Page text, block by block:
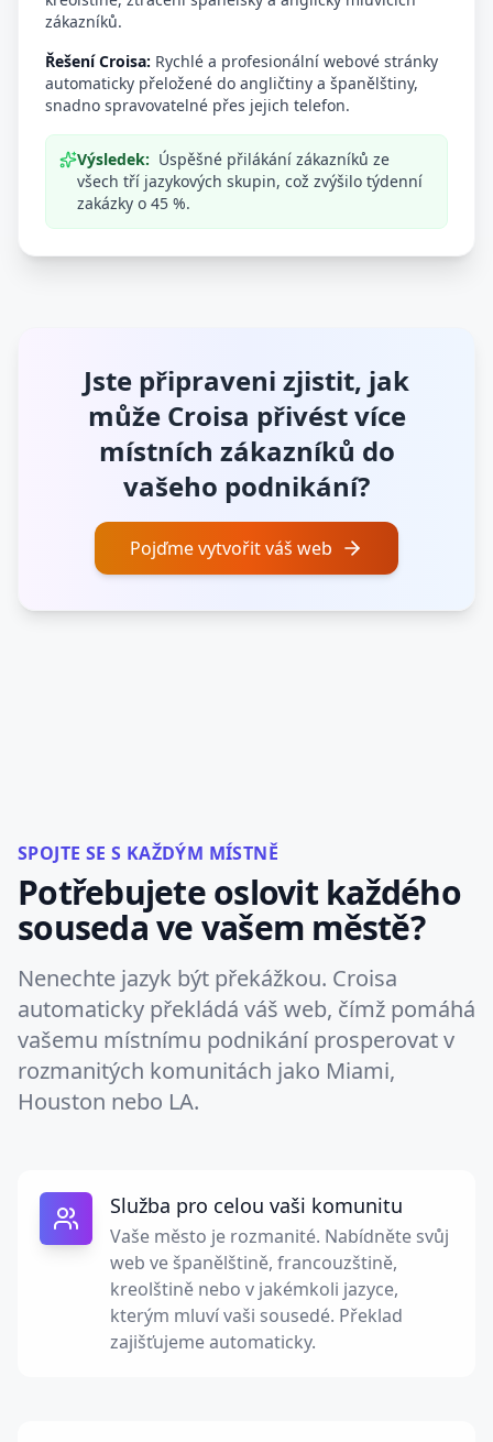
zákazníků.
Řešení Croisa: Rychlé a profesionální webové stránky
automaticky přeložené do angličtiny a španělštiny,
snadno spravovatelné přes jejich telefon.
Výsledek: Úspěšné přilákání zákazníků ze
všech tří jazykových skupin, což zvýšilo týdenní
zakázky o 45 %.
Jste připraveni zjistit, jak
může Croisa přivést více
místních zákazníků do
vašeho podnikání?
Pojďme vytvořit váš web
SPOJTE SE S KAŽDÝM MÍSTNĚ
Potřebujete oslovit každého
souseda ve vašem městě?
Nenechte jazyk být překážkou. Croisa
automaticky překládá váš web, čímž pomáhá
vašemu místnímu podnikání prosperovat v
rozmanitých komunitách jako Miami,
Houston nebo LA.
Služba pro celou vaši komunitu
Vaše město je rozmanité. Nabídněte svůj
web ve španělštině, francouzštině,
kreolštině nebo v jakémkoli jazyce,
kterým mluví vaši sousedé. Překlad
zajišťujeme automaticky.